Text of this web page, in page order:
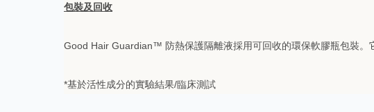
包裝及回收
Good Hair Guardian™ 防熱保護隔離液採用可回收的環保軟膠瓶包裝
*基於活性成分的實驗結果/臨床測試